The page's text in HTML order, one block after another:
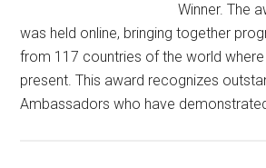
Winner. The
was held online, bringing together
from 117 countries of the world
present. This award recognizes
Ambassadors who have